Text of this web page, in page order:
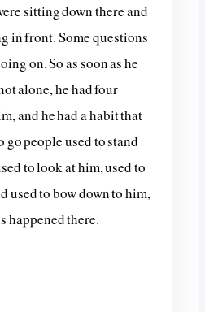
sitting down there and
in front. Some questions
on. So as soon as he
alone, he had four
and he had a habit that
go people used to stand
to look at him, used to
used to bow down to him,
happened there.